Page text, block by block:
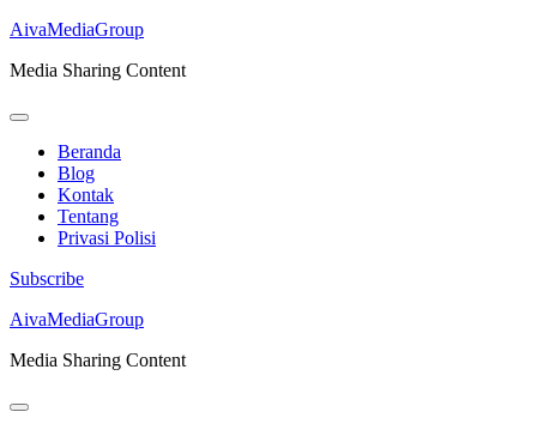
AivaMediaGroup
Media Sharing Content
Beranda
Blog
Kontak
Tentang
Privasi Polisi
Subscribe
Lompat
konten
Enter)
AivaMediaGroup
Media Sharing Content